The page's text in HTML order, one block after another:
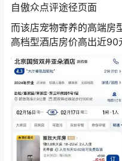
自傲众点评途径页面
而该店宠物寄养的高端房
高档型酒店房价高出近90